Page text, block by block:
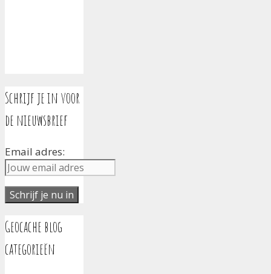
Schrijf je in voor
de nieuwsbrief
Email adres:
Geocache blog
categorieën